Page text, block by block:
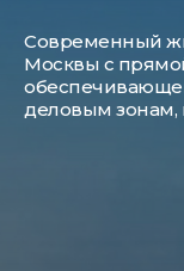
Современный
Москвы с
деловым зонам,